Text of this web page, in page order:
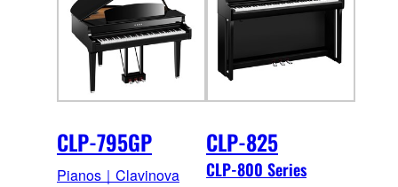
CLP-795GP
Pianos｜Clavinova
CLP-825
CLP-800 Series